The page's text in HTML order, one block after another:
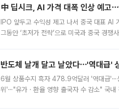
中 딥시크, AI 가격 대폭 인상 예고
IPO 앞두고 수익성 제고 나서 중국 대표 AI
그동안 ‘초저가 전략’으로 미국과 중국 경
반도체 날개 달고 날았다⋯'역대급'
6월 상품수지 흑자 478.9억달러 '역대급'⋯
위'⋯"유가ㆍ환율 영향 출국자 수 감소" 국내